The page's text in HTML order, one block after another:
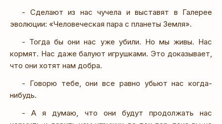
- Сделают из нас чучела и выставят в Галерее
эволюции: «Человеческая пара с планеты Земля».
- Тогда бы они нас уже убили. Но мы живы. Нас
кормят. Нас даже балуют игрушками. Это доказывает,
что они хотят нам добра.
- Говорю тебе, они все равно убьют нас когда-
нибудь.
- А я думаю, что они будут продолжать нас